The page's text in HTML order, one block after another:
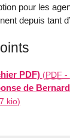
pour les
depuis tant
PDF) (PDF -
de
kio)